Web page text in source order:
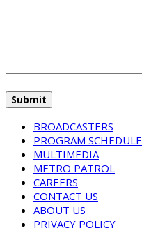
BROADCASTERS
PROGRAM SCHEDULE
MULTIMEDIA
METRO PATROL
CAREERS
CONTACT US
ABOUT US
PRIVACY POLICY